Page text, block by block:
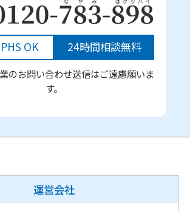
OK 24時間相談無料
のお問い合わせ送信はご遠慮願いま
す。
運営会社